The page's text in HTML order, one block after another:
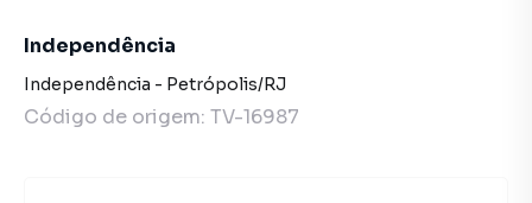
Independência
Independência - Petrópolis/RJ
Código de origem: TV-16987